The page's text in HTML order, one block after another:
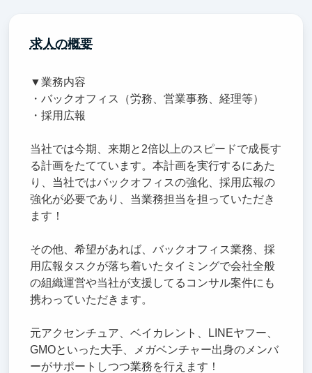
求人の概要
▼業務内容
・バックオフィス（労務、営業事務、経理等）
・採用広報
当社では今期、来期と2倍以上のスピードで成長す
る計画をたてています。本計画を実行するにあた
り、当社ではバックオフィスの強化、採用広報の
強化が必要であり、当業務担当を担っていただき
ます！
その他、希望があれば、バックオフィス業務、採
用広報タスクが落ち着いたタイミングで会社全般
の組織運営や当社が支援してるコンサル案件にも
携わっていただきます。
元アクセンチュア、ベイカレント、LINEヤフー、
GMOといった大手、メガベンチャー出身のメンバ
ーがサポートしつつ業務を行えます！